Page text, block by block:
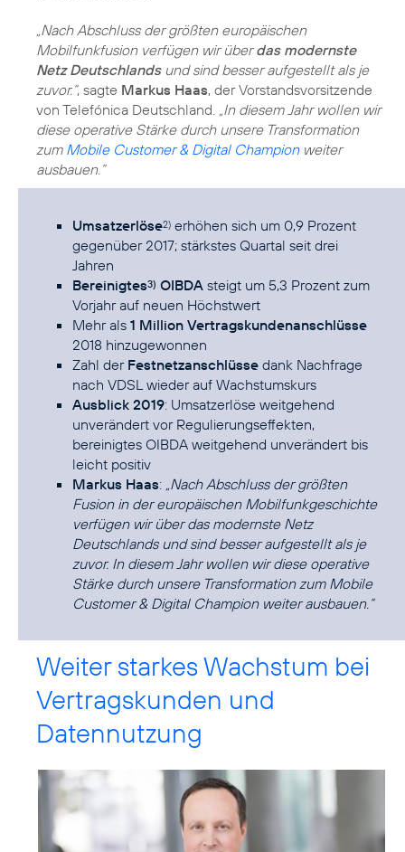
„Nach Abschluss der größten europäischen
Mobilfunkfusion verfügen wir überdas modernste
Netz Deutschlandsund sind besser aufgestellt als je
zuvor.“, sagte Markus Haas, der Vorstandsvorsitzende
von Telefónica Deutschland.
„In diesem Jahr wollen wir
diese operative Stärke durch unsere Transformation
zum Mobile Customer & Digital Championweiter
ausbauen.“
Umsatzerlöse2) erhöhen sich um 0,9 Prozent
gegenüber 2017; stärkstes Quartal seit drei
Jahren
Bereinigtes3) OIBDA steigt um 5,3 Prozent zum
Vorjahr auf neuen Höchstwert
Mehr als 1 Million Vertragskundenanschlüsse
2018 hinzugewonnen
Zahl der Festnetzanschlüsse dank Nachfrage
nach VDSL wieder auf Wachstumskurs
Ausblick 2019: Umsatzerlöse weitgehend
unverändert vor Regulierungseffekten,
bereinigtes OIBDA weitgehend unverändert bis
leicht positiv
Markus Haas: „Nach Abschluss der größten
Fusion in der europäischen Mobilfunkgeschichte
verfügen wir über das modernste Netz
Deutschlands und sind besser aufgestellt als je
zuvor. In diesem Jahr wollen wir diese operative
Stärke durch unsere Transformation zum Mobile
Customer & Digital Champion weiter ausbauen.“
Weiter starkes Wachstum bei
Vertragskunden und
Datennutzung